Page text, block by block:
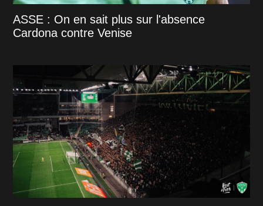
ASSE : On en sait plus sur l'absence
Cardona contre Venise